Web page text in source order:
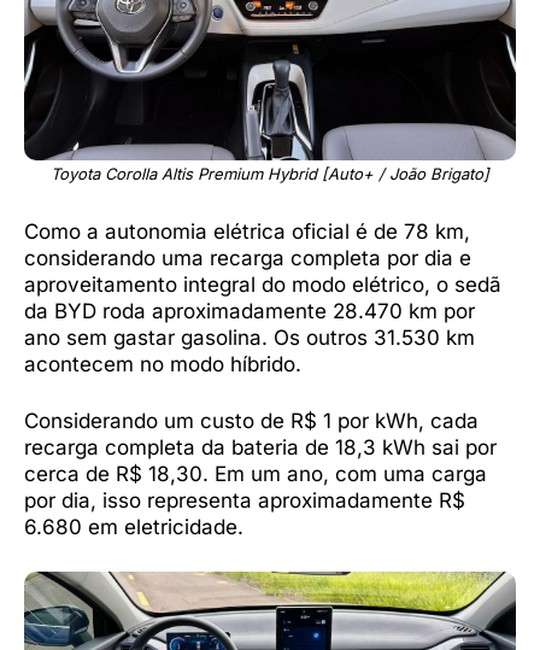
Toyota Corolla Altis Premium Hybrid [Auto+ / João Brigato]
Como a autonomia elétrica oficial é de 78 km,
considerando uma recarga completa por dia e
aproveitamento integral do modo elétrico, o sedã
da BYD roda aproximadamente 28.470 km por
ano sem gastar gasolina. Os outros 31.530 km
acontecem no modo híbrido.
Considerando um custo de R$ 1 por kWh, cada
recarga completa da bateria de 18,3 kWh sai por
cerca de R$ 18,30. Em um ano, com uma carga
por dia, isso representa aproximadamente R$
6.680 em eletricidade.